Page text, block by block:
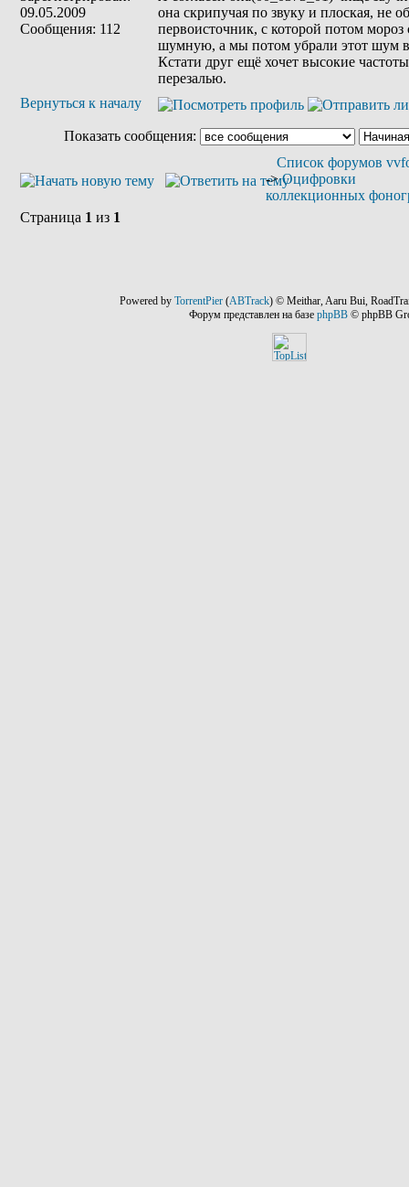
09.05.2009
Сообщения: 112
она скрипучая по звуку и плоская, не
первоисточник, с которой потом
шумную, а мы потом убрали этот шум
Кстати друг ещё хочет высокие
перезалью.
Вернуться к началу
Показать сообщения:
Список форумов
->Оцифровки
коллекционных
Страница 1 из 1
Powered by TorrentPier (ABTrack) © Meithar, Aaru Bui,
Форум представлен на базе phpBB© phpBB